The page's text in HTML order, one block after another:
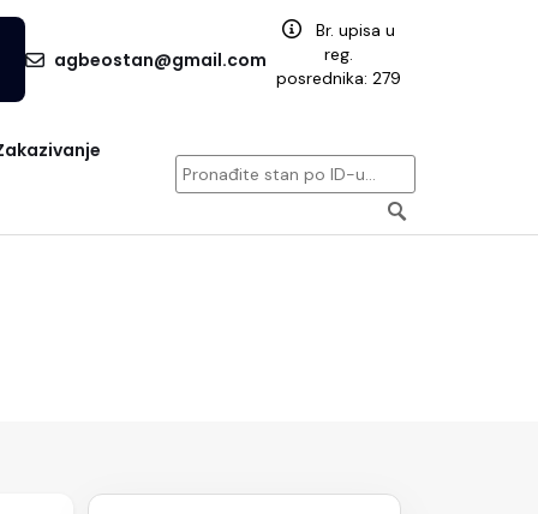
agbeostan@gmail.com
Br. upisa u
reg.
posrednika: 279